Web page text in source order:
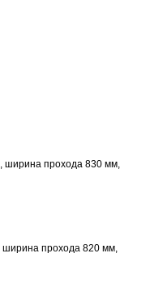
ширина прохода 830 мм,
ширина прохода 820 мм,